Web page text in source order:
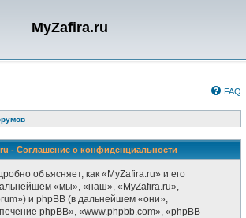
MyZafira.ru
FAQ
- Соглашение о конфиденциальности
объясняет, как «MyZafira.ru» и его
«мы», «наш», «MyZafira.ru»,
и phpBB (в дальнейшем «они»,
phpBB», «www.phpbb.com», «phpBB